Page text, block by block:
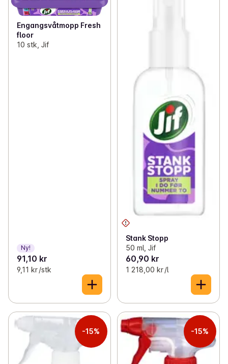
Engangsvåtmopp Fresh
floor
10 stk, Jif
Ny!
91,10 kr
9,11 kr /stk
Stank Stopp
50 ml, Jif
60,90 kr
1 218,00 kr /l
-15% -15%